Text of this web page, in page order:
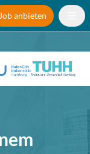
Job anbieten